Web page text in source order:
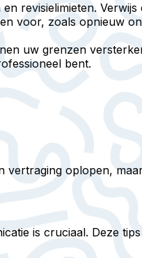
revisielimieten. Verwijs
voor, zoals opnieuw
uw grenzen
bent.
vertraging oplopen,
is cruciaal. Deze